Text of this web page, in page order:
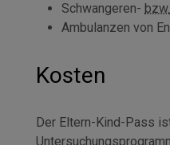
Schwangeren- bzw.
Ambulanzen von
Kosten
Der Eltern-Kind-Pass